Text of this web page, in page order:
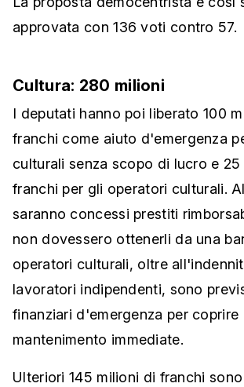
approvata con 136 voti contro 57.
Cultura: 280 milioni
I deputati hanno poi liberato 100
franchi come aiuto d'emergenza
culturali senza scopo di lucro e 25
franchi per gli operatori culturali.
saranno concessi prestiti
non dovessero ottenerli da una
operatori culturali, oltre
lavoratori indipendenti, sono
finanziari d'emergenza per coprire
mantenimento immediate.
Ulteriori 145 milioni di franchi